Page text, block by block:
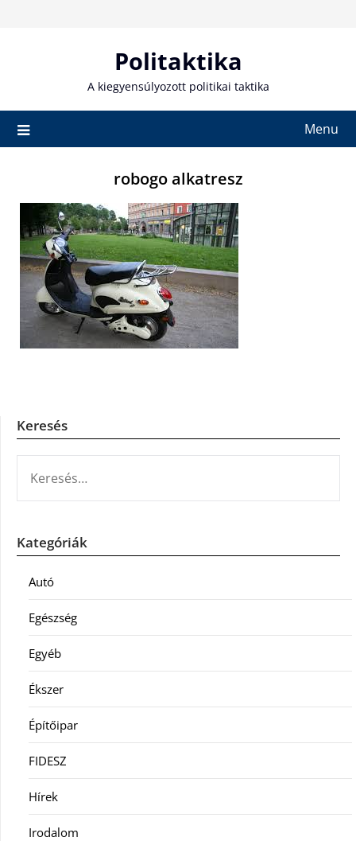
Politaktika
A kiegyensúlyozott politikai taktika
Menu
robogo alkatresz
Keresés
Kategóriák
Autó
Egészség
Egyéb
Ékszer
Építőipar
FIDESZ
Hírek
Irodalom